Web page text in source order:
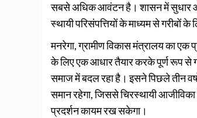
सबसे अधिक आवंटन है। शासन में सुधार और
स्थायी परिसंपत्तियों के माध्यम से गरीबों
मनरेगा, ग्रामीण विकास मंत्रालय का
के लिए एक आधार तैयार करके पूर्ण रूप से
समाज में बदल रहा है। इसने पिछले तीन
समान रहेगा, जिससे चिरस्थायी
प्रदर्शन कायम रख सकेगा।